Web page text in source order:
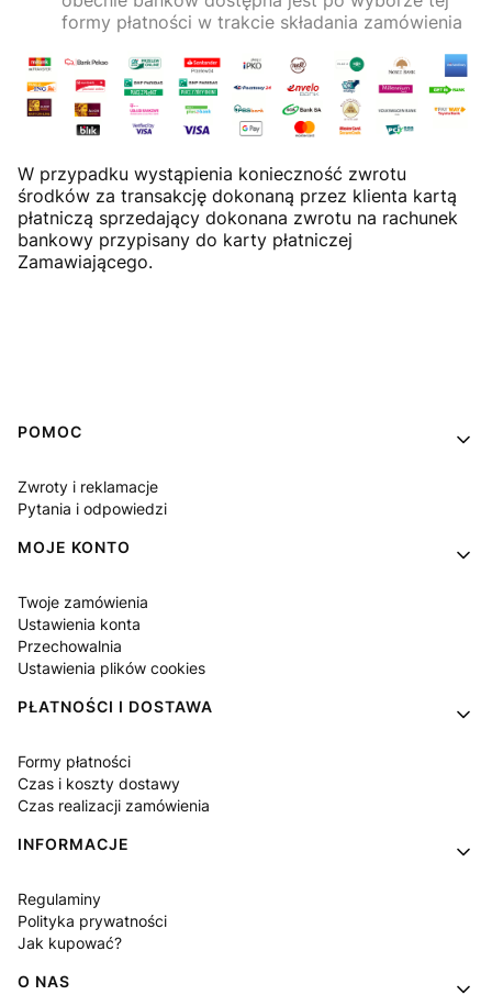
formy płatności w trakcie składania zamówienia
W przypadku wystąpienia konieczność zwrotu
środków za transakcję dokonaną przez klienta kartą
płatniczą sprzedający dokonana zwrotu na rachunek
bankowy przypisany do karty płatniczej
Zamawiającego.
Linki w stopce
POMOC
Zwroty i reklamacje
Pytania i odpowiedzi
MOJE KONTO
Twoje zamówienia
Ustawienia konta
Przechowalnia
Ustawienia plików cookies
PŁATNOŚCI I DOSTAWA
Formy płatności
Czas i koszty dostawy
Czas realizacji zamówienia
INFORMACJE
Regulaminy
Polityka prywatności
Jak kupować?
O NAS